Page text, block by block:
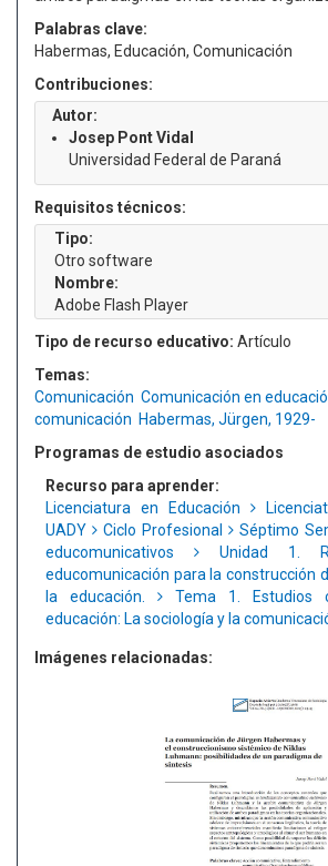
Palabras clave:
Habermas, Educación, Comunicación
Contribuciones:
Autor:
Josep Pont Vidal
Universidad Federal de Paraná
Requisitos técnicos:
Tipo:
Otro software
Nombre:
Adobe Flash Player
Tipo de recurso educativo: Artículo
Temas:
Comunicación Comunicación en
comunicación Habermas, Jürgen, 1929-
Programas de estudio asociados
Recurso para aprender:
Licenciatura en Educación
UADY
Ciclo Profesional Séptimo
educomunicativos
Unidad 1.
educomunicación para la construcción
la educación.
Tema 1. Estudios
educación: La sociología y la
Imágenes relacionadas: